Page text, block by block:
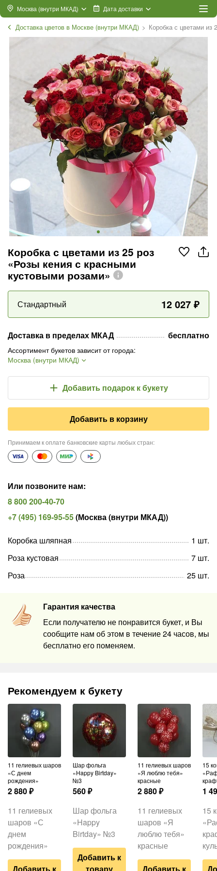
Москва (внутри МКАД) Дата доставки
Доставка цветов в Москве (внутри МКАД) Коробка с цветами из
Коробка с цветами из 25 роз
«Розы кения с красными
кустовыми розами»
Стандартный 12 027 ₽
Доставка в пределах МКАД бесплатно
Ассортимент букетов зависит от города:
Москва (внутри МКАД)
Добавить подарок к букету
Добавить в корзину
Принимаем к оплате банковские карты любых стран:
Или позвоните нам:
8 800 200-40-70
+7 (495) 169-95-55(Москва (внутри МКАД))
Гарантия качества
Если получателю не понравится букет, и Вы
сообщите нам об этом в течение 24 часов, мы
бесплатно его поменяем.
Коробка шляпная 1 шт.
Роза кустовая
7 шт.
Роза
25 шт.
Рекомендуем к букету
11 гелиевых шаров
«С днем
рождения»
2 880₽
11 гелиевых
шаров «С
днем
рождения»
Шар фольга
«Happy Birtday»
№3
560₽
Шар фольга
«Happy
Birtday» №3
Добавить к
11 гелиевых шаров
«Я люблю тебя»
красные
2 880₽
11 гелиевых
шаров «Я
люблю тебя»
красные
15 конфет
1
15